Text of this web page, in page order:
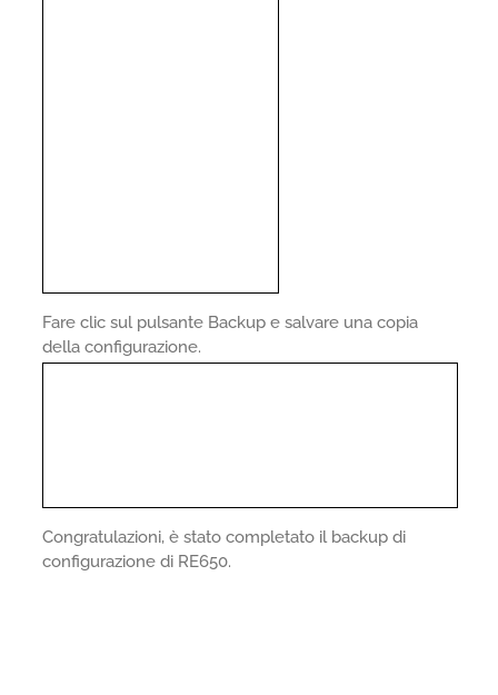
Fare clic sul pulsante Backup e salvare una copia
della configurazione.
Congratulazioni, è stato completato il backup di
configurazione di RE650.